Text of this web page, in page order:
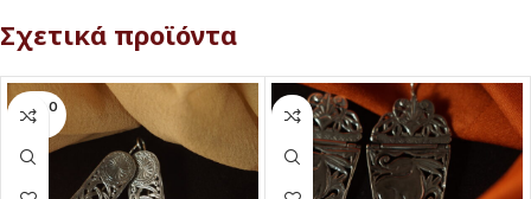
Σχετικά προϊόντα
SOLD O
UT